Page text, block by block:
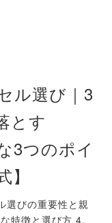
ル選び｜3
とす
3つのポイ
選びの重要性と親
特徴と選び方 4.